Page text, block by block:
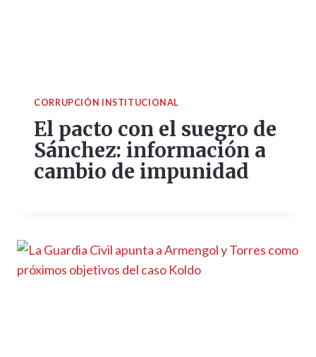
CORRUPCIÓN INSTITUCIONAL
El pacto con el suegro de
Sánchez: información a
cambio de impunidad